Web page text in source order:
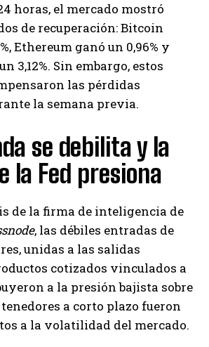
horas, el mercado mostró
de recuperación: Bitcoin
Ethereum ganó un 0,96% y
3,12%. Sin embargo, estos
las pérdidas
la semana previa.
se debilita y la
la Fed presiona
de la firma de inteligencia de
, las débiles entradas de
unidas a las salidas
cotizados vinculados a
a la presión bajista sobre
a corto plazo fueron
a la volatilidad del mercado.